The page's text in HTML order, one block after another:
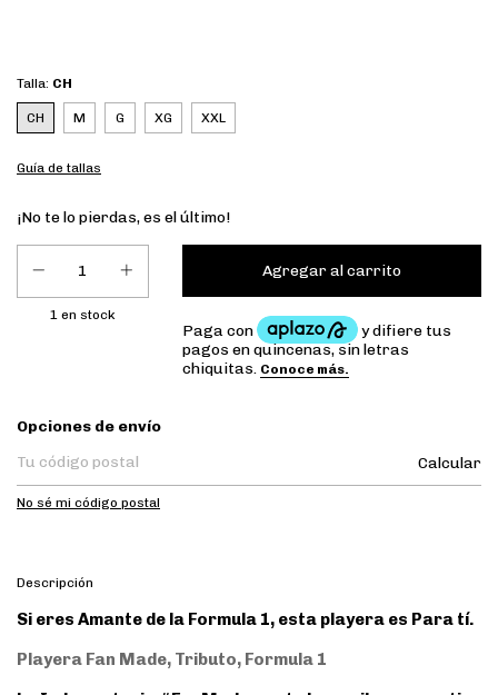
Talla: CH
CH M G XG XXL
Guía de tallas
¡No te lo pierdas, es el último!
1 en stock
Entregas para el CP:
Opciones de envío
Calcular
No sé mi código postal
Descripción
Si eres Amante de la Formula 1, esta playera es Para tí.
Playera Fan Made, Tributo, Formula 1